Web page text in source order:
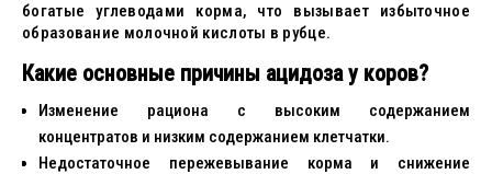
богатые углеводами корма, что вызывает избыточное
образование молочной кислоты в рубце.
Какие основные причины ацидоза у коров?
Изменение рациона с высоким содержанием
концентратов и низким содержанием клетчатки.
Недостаточное пережевывание корма и снижение